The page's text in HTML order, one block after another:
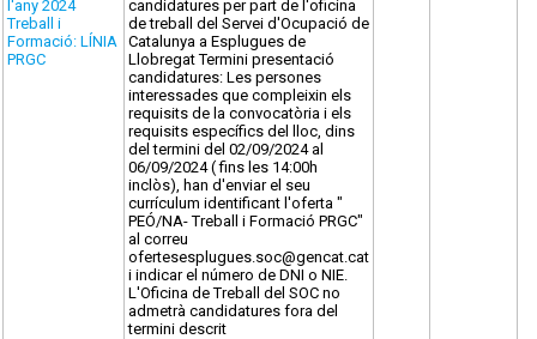
l'any 2024
Treball i
Formació: LÍNIA
PRGC
candidatures per part de l'oficina
de treball del Servei d'Ocupació de
Catalunya a Esplugues de
Llobregat Termini presentació
candidatures: Les persones
interessades que compleixin els
requisits de la convocatòria i els
requisits específics del lloc, dins
del termini del 02/09/2024 al
06/09/2024 ( fins les 14:00h
inclòs), han d'enviar el seu
currículum identificant l'oferta "
PEÓ/NA- Treball i Formació PRGC"
al correu
ofertesesplugues.soc@gencat.cat
i indicar el número de DNI o NIE.
L'Oficina de Treball del SOC no
admetrà candidatures fora del
termini descrit